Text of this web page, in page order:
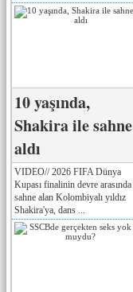
10 yaşında,
Shakira ile sahne
aldı
VIDEO// 2026 FIFA Dünya
Kupası finalinin devre arasında
sahne alan Kolombiyalı yıldız
Shakira'ya, dans ...